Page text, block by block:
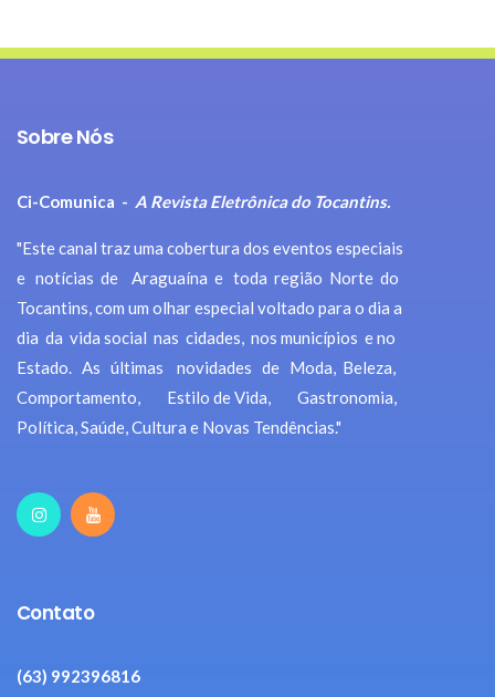
Sobre Nós
Ci-Comunica - A Revista Eletrônica do Tocantins.
"Este canal traz uma cobertura dos eventos especiais
e notícias de Araguaína e toda região Norte do
Tocantins, com um olhar especial voltado para o dia a
dia da vida social nas cidades, nos municípios e no
Estado. As últimas novidades de Moda, Beleza,
Comportamento, Estilo de Vida, Gastronomia,
Política, Saúde, Cultura e Novas Tendências."
Contato
(63) 992396816